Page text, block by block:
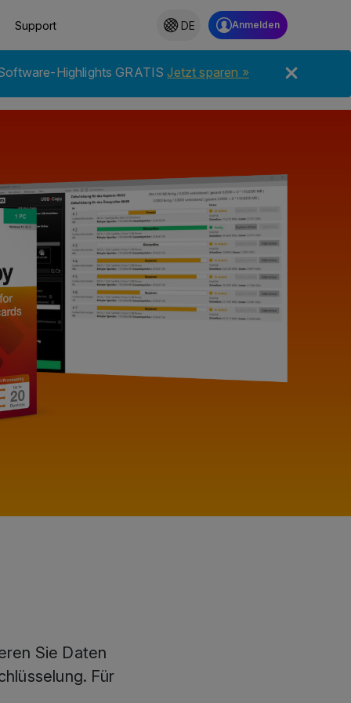
Support DE
Highlights GRATISJetzt sparen »
Sie Daten
Für